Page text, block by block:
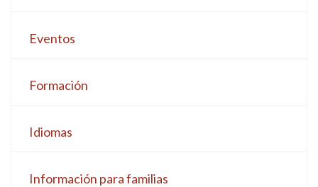
Eventos
Formación
Idiomas
Información para familias